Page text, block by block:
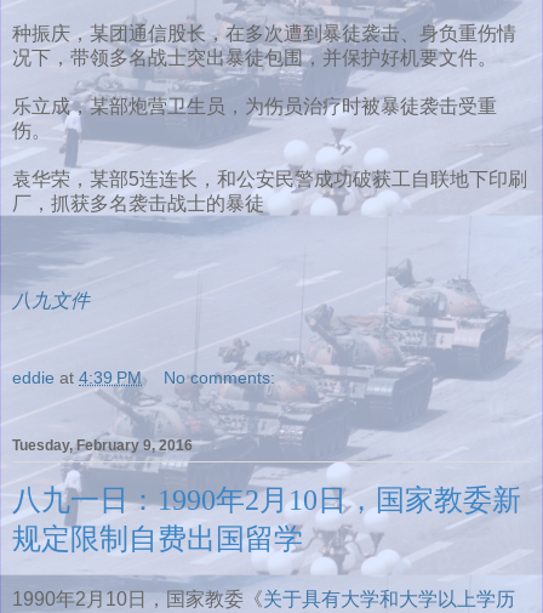
种振庆，某团通信股长，在多次遭到暴徒袭击、身负重伤情
况下，带领多名战士突出暴徒包围，并保护好机要文件。
乐立成，某部炮营卫生员，为伤员治疗时被暴徒袭击受重
伤。
袁华荣，某部5连连长，和公安民警成功破获工自联地下印刷
厂，抓获多名袭击战士的暴徒
八九文件
eddie at 4:39 PM No comments:
Tuesday, February 9, 2016
八九一日：1990年2月10日，国家教委新
规定限制自费出国留学
1990年2月10日，国家教委《关于具有大学和大学以上学历